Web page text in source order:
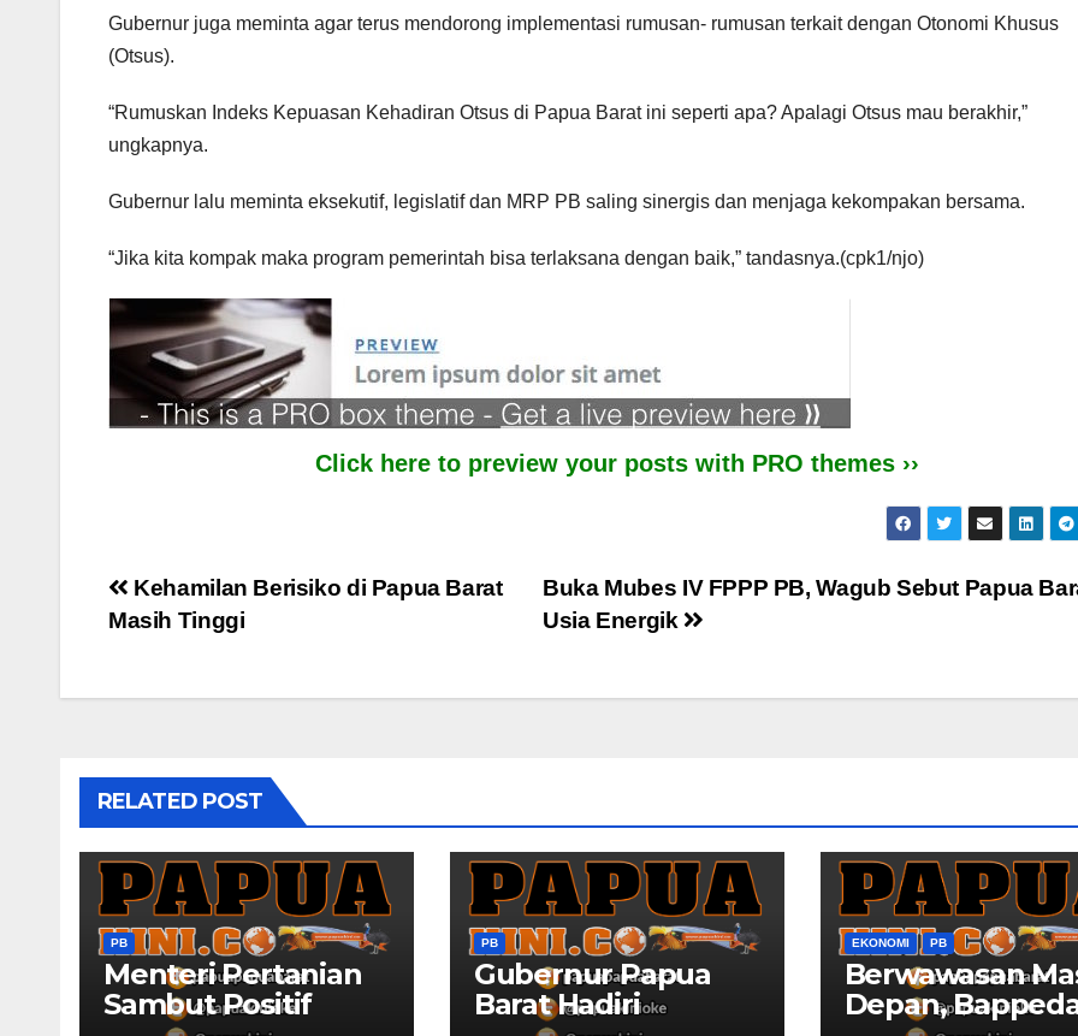
Gubernur juga meminta agar terus mendorong implementasi rumusan- rumusan terkait dengan Otonomi Khusus
(Otsus).
“Rumuskan Indeks Kepuasan Kehadiran Otsus di Papua Barat ini seperti apa? Apalagi Otsus mau berakhir,”
ungkapnya.
Gubernur lalu meminta eksekutif, legislatif dan MRP PB saling sinergis dan menjaga kekompakan bersama.
“Jika kita kompak maka program pemerintah bisa terlaksana dengan baik,” tandasnya.(cpk1/njo)
Click here to preview your posts with PRO themes ››
Post
navigation
Buka Mubes IV FPPP PB, Wagub Sebut Papua
Usia Energik
Kehamilan Berisiko di Papua Barat
Masih Tinggi
RELATED POST
PB
Menteri Pertanian
Sambut Positif
PB
Gubernur Papua
Barat Hadiri
EKONOMI PB
Berwawasan
Depan,